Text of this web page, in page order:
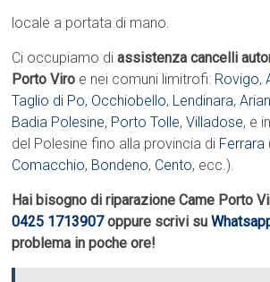
locale a portata di mano.
Ci occupiamo diassistenza cancelli
Porto Viro e nei comuni limitrofi: Rovigo,
Taglio di Po, Occhiobello, Lendinara,
Badia Polesine, Porto Tolle,Villadose, e
del Polesine fino alla provincia di Ferrara
Comacchio, Bondeno, Cento, ecc.).
Hai bisogno di riparazione Came Porto
0425 1713907oppure scrivi su
problema in poche ore!